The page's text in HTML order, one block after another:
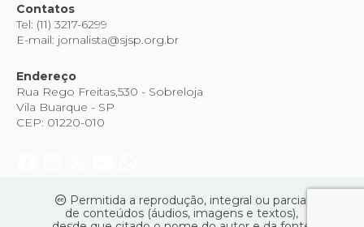
Contatos
Tel: (11) 3217-6299
E-mail: jornalista@sjsp.org.br
Endereço
Rua Rego Freitas,530 - Sobreloja
Vila Buarque - SP
CEP: 01220-010
Permitida a reprodução, integral ou parcial
de conteúdos (áudios, imagens e textos),